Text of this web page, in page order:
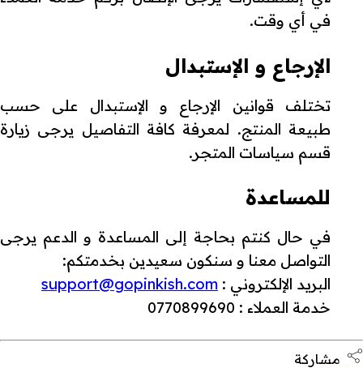
في أي وقت.
الإرجاع و الإستبدال
تختلف قوانين الإرجاع و الإستبدال على حسب
طبيعة المنتج. لمعرفة كافة التفاصيل يرجى زيارة
قسم سياسات المتجر.
للمساعدة
في حال كنتم بحاجة إلى المساعدة و الدعم يرجى
التواصل معنا و سنكون سعيدين بخدمتكم:
البريد الإلكتروني : support@gopinkish.com
خدمة العملاء : 0770899690
مشاركة